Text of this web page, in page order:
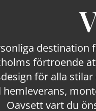
destination
förtroende
för alla
hemleverans,
Oavsett vart du